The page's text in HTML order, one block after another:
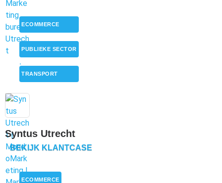
ECOMMERCE
,
PUBLIEKE SECTOR
TRANSPORT
Syntus Utrecht
BEKIJK KLANTCASE
ECOMMERCE